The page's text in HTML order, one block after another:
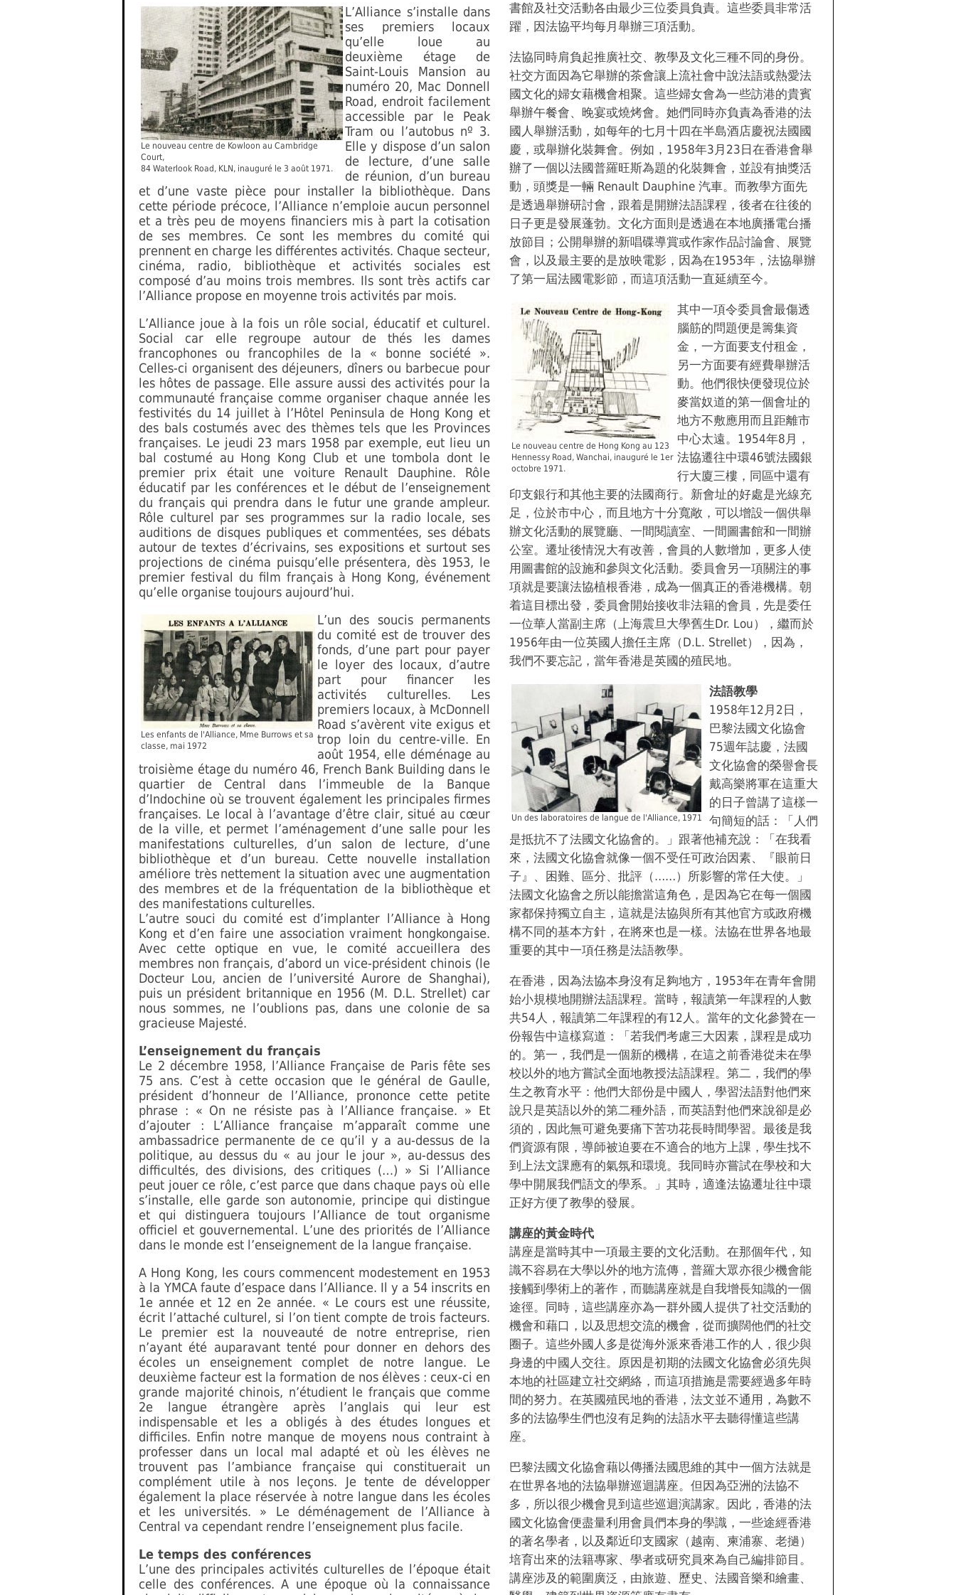
Le nouveau centre de Kowloon au Cambridge
Court,
84 Waterlook Road, KLN, inauguré le 3 août 1971.
L’Alliance s’installe dans
ses premiers locaux
qu’elle loue au
deuxième étage de
Saint-Louis Mansion au
numéro 20, Mac Donnell
Road, endroit facilement
accessible par le Peak
Tram ou l’autobus nº 3.
Elle y dispose d’un salon
de lecture, d’une salle
de réunion, d’un bureau
et d’une vaste pièce pour installer la bibliothèque. Dans
cette période précoce, l’Alliance n’emploie aucun personnel
et a très peu de moyens financiers mis à part la cotisation
de ses membres. Ce sont les membres du comité qui
prennent en charge les différentes activités. Chaque secteur,
cinéma, radio, bibliothèque et activités sociales est
composé d’au moins trois membres. Ils sont très actifs car
l’Alliance propose en moyenne trois activités par mois.
L’Alliance joue à la fois un rôle social, éducatif et culturel.
Social car elle regroupe autour de thés les dames
francophones ou francophiles de la « bonne société ».
Celles-ci organisent des déjeuners, dîners ou barbecue pour
les hôtes de passage. Elle assure aussi des activités pour la
communauté française comme organiser chaque année les
festivités du 14 juillet à l’Hôtel Peninsula de Hong Kong et
des bals costumés avec des thèmes tels que les Provinces
françaises. Le jeudi 23 mars 1958 par exemple, eut lieu un
bal costumé au Hong Kong Club et une tombola dont le
premier prix était une voiture Renault Dauphine. Rôle
éducatif par les conférences et le début de l’enseignement
du français qui prendra dans le futur une grande ampleur.
Rôle culturel par ses programmes sur la radio locale, ses
auditions de disques publiques et commentées, ses débats
autour de textes d’écrivains, ses expositions et surtout ses
projections de cinéma puisqu’elle présentera, dès 1953, le
premier festival du film français à Hong Kong, événement
qu’elle organise toujours aujourd’hui.
Les enfants de l'Alliance, Mme Burrows et sa
classe, mai 1972
L’un des soucis permanents
du comité est de trouver des
fonds, d’une part pour payer
le loyer des locaux, d’autre
part pour financer les
activités culturelles. Les
premiers locaux, à McDonnell
Road s’avèrent vite exigus et
trop loin du centre-ville. En
août 1954, elle déménage au
troisième étage du numéro 46, French Bank Building dans le
quartier de Central dans l’immeuble de la Banque
d’Indochine où se trouvent également les principales firmes
françaises. Le local à l’avantage d’être clair, situé au cœur
de la ville, et permet l’aménagement d’une salle pour les
manifestations culturelles, d’un salon de lecture, d’une
bibliothèque et d’un bureau. Cette nouvelle installation
améliore très nettement la situation avec une augmentation
des membres et de la fréquentation de la bibliothèque et
des manifestations culturelles.
L’autre souci du comité est d’implanter l’Alliance à Hong
Kong et d’en faire une association vraiment hongkongaise.
Avec cette optique en vue, le comité accueillera des
membres non français, d’abord un vice-président chinois (le
Docteur Lou, ancien de l’université Aurore de Shanghai),
puis un président britannique en 1956 (M. D.L. Strellet) car
nous sommes, ne l’oublions pas, dans une colonie de sa
gracieuse Majesté.
L’enseignement du français
Le 2 décembre 1958, l’Alliance Française de Paris fête ses
75 ans. C’est à cette occasion que le général de Gaulle,
président d’honneur de l’Alliance, prononce cette petite
phrase : « On ne résiste pas à l’Alliance française. » Et
d’ajouter : L’Alliance française m’apparaît comme une
ambassadrice permanente de ce qu’il y a au-dessus de la
politique, au dessus du « au jour le jour », au-dessus des
difficultés, des divisions, des critiques (…) » Si l’Alliance
peut jouer ce rôle, c’est parce que dans chaque pays où elle
s’installe, elle garde son autonomie, principe qui distingue
et qui distinguera toujours l’Alliance de tout organisme
officiel et gouvernemental. L’une des priorités de l’Alliance
dans le monde est l’enseignement de la langue française.
A Hong Kong, les cours commencent modestement en 1953
à la YMCA faute d’espace dans l’Alliance. Il y a 54 inscrits en
1e année et 12 en 2e année. « Le cours est une réussite,
écrit l’attaché culturel, si l’on tient compte de trois facteurs.
Le premier est la nouveauté de notre entreprise, rien
n’ayant été auparavant tenté pour donner en dehors des
écoles un enseignement complet de notre langue. Le
deuxième facteur est la formation de nos élèves : ceux-ci en
grande majorité chinois, n’étudient le français que comme
2e langue étrangère après l’anglais qui leur est
indispensable et les a obligés à des études longues et
difficiles. Enfin notre manque de moyens nous contraint à
professer dans un local mal adapté et où les élèves ne
trouvent pas l’ambiance française qui constituerait un
complément utile à nos leçons. Je tente de développer
également la place réservée à notre langue dans les écoles
et les universités. » Le déménagement de l’Alliance à
Central va cependant rendre l’enseignement plus facile.
Le temps des conférences
L’une des principales activités culturelles de l’époque était
celle des conférences. A une époque où la connaissance
書館及社交活動各由最少三位委員負責。這些委員非常活
躍，因法協平均每月舉辦三項活動。
法協同時肩負起推廣社交、教學及文化三種不同的身份。
社交方面因為它舉辦的茶會讓上流社會中說法語或熱愛法
國文化的婦女藉機會相聚。這些婦女會為一些訪港的貴賓
舉辦午餐會、晚宴或燒烤會。她們同時亦負責為香港的法
國人舉辦活動，如每年的七月十四在半島酒店慶祝法國國
慶，或舉辦化裝舞會。例如，1958年3月23日在香港會舉
辦了一個以法國普羅旺斯為題的化裝舞會，並設有抽獎活
動，頭獎是一輛 Renault Dauphine 汽車。而教學方面先
是透過舉辦研討會，跟着是開辦法語課程，後者在往後的
日子更是發展蓬勃。文化方面則是透過在本地廣播電台播
放節目；公開舉辦的新唱碟導賞或作家作品討論會、展覽
會，以及最主要的是放映電影，因為在1953年，法協舉辦
了第一屆法國電影節，而這項活動一直延續至今。
Le nouveau centre de Hong Kong au 123
Hennessy Road, Wanchai, inauguré le 1er
octobre 1971.
其中一項令委員會最傷透
腦筋的問題便是籌集資
金，一方面要支付租金，
另一方面要有經費舉辦活
動。他們很快便發現位於
麥當奴道的第一個會址的
地方不敷應用而且距離市
中心太遠。1954年8月，
法協遷往中環46號法國銀
行大廈三樓，同區中還有
印支銀行和其他主要的法國商行。新會址的好處是光線充
足，位於市中心，而且地方十分寬敞，可以增設一個供舉
辦文化活動的展覽廳、一間閱讀室、一間圖書館和一間辦
公室。遷址後情況大有改善，會員的人數增加，更多人使
用圖書館的設施和參與文化活動。委員會另一項關注的事
項就是要讓法協植根香港，成為一個真正的香港機構。朝
着這目標出發，委員會開始接收非法籍的會員，先是委任
一位華人當副主席（上海震旦大學舊生Dr. Lou），繼而於
1956年由一位英國人擔任主席（D.L. Strellet），因為，
我們不要忘記，當年香港是英國的殖民地。
Un des laboratoires de langue de l'Alliance, 1971
法語教學
1958年12月2日，
巴黎法國文化協會
75週年誌慶，法國
文化協會的榮譽會長
戴高樂將軍在這重大
的日子曾講了這樣一
句簡短的話：「人們
是抵抗不了法國文化協會的。」跟著他補充說：「在我看
來，法國文化協會就像一個不受任可政治因素、『眼前日
子』、困難、區分、批評（……）所影響的常任大使。」
法國文化協會之所以能擔當這角色，是因為它在每一個國
家都保持獨立自主，這就是法協與所有其他官方或政府機
構不同的基本方針，在將來也是一樣。法協在世界各地最
重要的其中一項任務是法語教學。
在香港，因為法協本身沒有足夠地方，1953年在青年會開
始小規模地開辦法語課程。當時，報讀第一年課程的人數
共54人，報讀第二年課程的有12人。當年的文化參贊在一
份報告中這樣寫道：「若我們考慮三大因素，課程是成功
的。第一，我們是一個新的機構，在這之前香港從未在學
校以外的地方嘗試全面地教授法語課程。第二，我們的學
生之教育水平：他們大部份是中國人，學習法語對他們來
說只是英語以外的第二種外語，而英語對他們來說卻是必
須的，因此無可避免要痛下苦功花長時間學習。最後是我
們資源有限，導師被迫要在不適合的地方上課，學生找不
到上法文課應有的氣氛和環境。我同時亦嘗試在學校和大
學中開展我們語文的學系。」其時，適逢法協遷址往中環
正好方便了教學的發展。
講座的黃金時代
講座是當時其中一項最主要的文化活動。在那個年代，知
識不容易在大學以外的地方流傳，普羅大眾亦很少機會能
接觸到學術上的著作，而聽講座就是自我增長知識的一個
途徑。同時，這些講座亦為一群外國人提供了社交活動的
機會和藉口，以及思想交流的機會，從而擴闊他們的社交
圈子。這些外國人多是從海外派來香港工作的人，很少與
身邊的中國人交往。原因是初期的法國文化協會必須先與
本地的社區建立社交網絡，而這項措施是需要經過多年時
間的努力。在英國殖民地的香港，法文並不通用，為數不
多的法協學生們也沒有足夠的法語水平去聽得懂這些講
座。
巴黎法國文化協會藉以傳播法國思維的其中一個方法就是
在世界各地的法協舉辦巡迴講座。但因為亞洲的法協不
多，所以很少機會見到這些巡迴演講家。因此，香港的法
國文化協會便盡量利用會員們本身的學識，一些途經香港
的著名學者，以及鄰近印支國家（越南、柬浦寨、老撾）
培育出來的法籍專家、學者或研究員來為自己編排節目。
講座涉及的範圍廣泛，由旅遊、歷史、法國音樂和繪畫、